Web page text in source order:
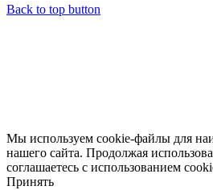
Back to top button
Мы используем cookie-файлы для
нашего сайта. Продолжая
соглашаетесь с использованием
Принять